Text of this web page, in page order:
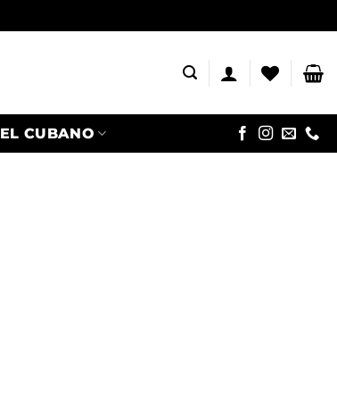
EL CUBANO